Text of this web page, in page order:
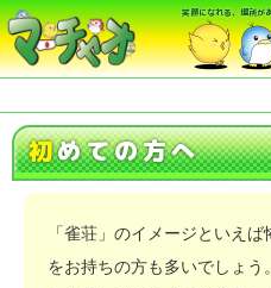
笑顔になれる、場所が
初めての方へ
「雀荘」のイメージといえ
をお持ちの方も多いでしょう。